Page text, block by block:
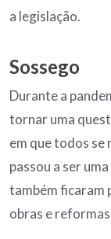
a legislação.
Sossego
Durante a
tornar uma
em que todos se
passou a ser
também ficaram
obras e